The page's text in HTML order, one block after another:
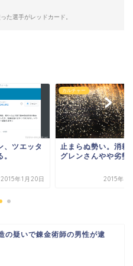
た選手がレッドカード。
、ツエッタ
2015年1月20日
カルチャー
止まらぬ勢い。消耗
グレンさんやや劣勢
2015年1
の疑いで錬金術師の男性が逮